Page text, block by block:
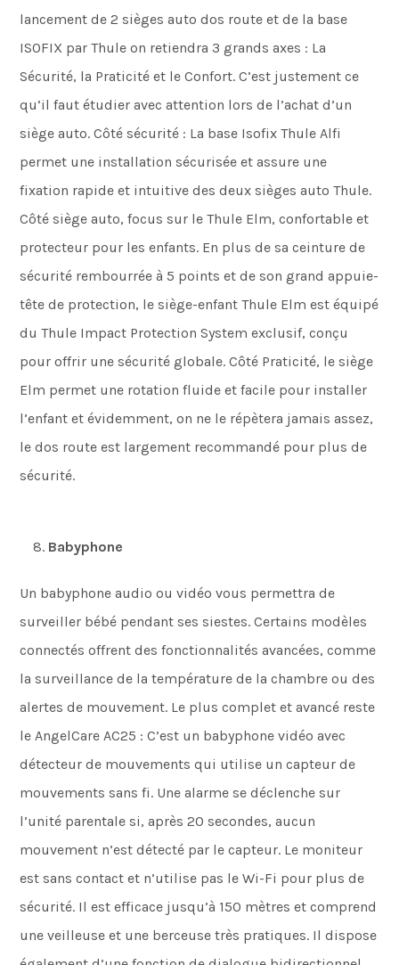
lancement de 2 sièges auto dos route et de la base
ISOFIX par Thule on retiendra 3 grands axes : La
Sécurité, la Praticité et le Confort. C’est justement ce
qu’il faut étudier avec attention lors de l’achat d’un
siège auto. Côté sécurité : La base Isofix Thule Alfi
permet une installation sécurisée et assure une
fixation rapide et intuitive des deux sièges auto Thule.
Côté siège auto, focus sur le Thule Elm, confortable et
protecteur pour les enfants. En plus de sa ceinture de
sécurité rembourrée à 5 points et de son grand appuie-
tête de protection, le siège-enfant Thule Elm est équipé
du Thule Impact Protection System exclusif, conçu
pour offrir une sécurité globale. Côté Praticité, le siège
Elm permet une rotation fluide et facile pour installer
l’enfant et évidemment, on ne le répètera jamais assez,
le dos route est largement recommandé pour plus de
sécurité.
Babyphone
Un babyphone audio ou vidéo vous permettra de
surveiller bébé pendant ses siestes. Certains modèles
connectés offrent des fonctionnalités avancées, comme
la surveillance de la température de la chambre ou des
alertes de mouvement. Le plus complet et avancé reste
le AngelCare AC25 : C’est un babyphone vidéo avec
détecteur de mouvements qui utilise un capteur de
mouvements sans fi. Une alarme se déclenche sur
l’unité parentale si, après 20 secondes, aucun
mouvement n’est détecté par le capteur. Le moniteur
est sans contact et n’utilise pas le Wi-Fi pour plus de
sécurité. Il est efficace jusqu’à 150 mètres et comprend
une veilleuse et une berceuse très pratiques. Il dispose